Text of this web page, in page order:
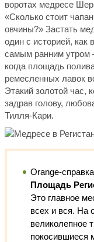
воротах медресе
«Сколько стоит
овчины?» Застать
один с историей, как
самым ранним утром
когда площадь
ремесленных лавок
Этакий золотой час,
задрав голову,
Тилля-Кари.
Orange-справка
Площадь
Это главное
всех и вся. На
великолепное
покосившиеся